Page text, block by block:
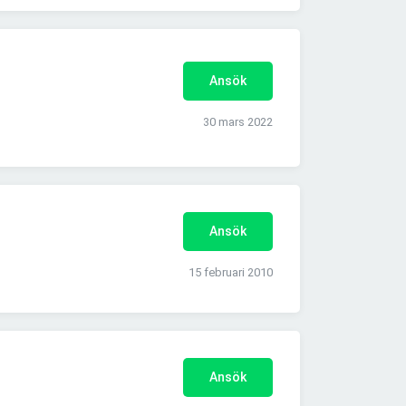
Ansök
30 mars 2022
Ansök
15 februari 2010
Ansök